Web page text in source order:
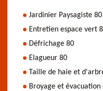
Jardinier Paysagiste 80
Entretien espace vert
Défrichage 80
Elagueur 80
Taille de haie et
Broyage et évacuation